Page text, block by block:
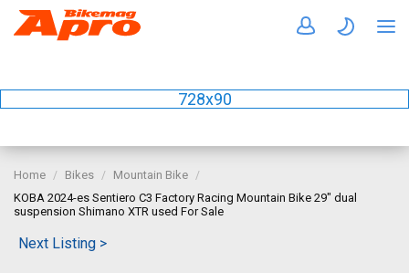
728x90
Home Bikes
Mountain Bike
KOBA 2024-es Sentiero C3 Factory Racing Mountain Bike 29" dual
suspension Shimano XTR used For Sale
Next Listing >